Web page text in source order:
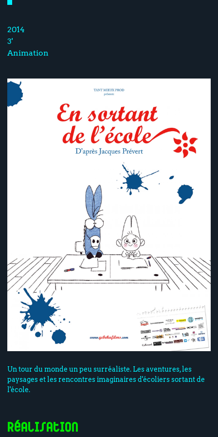
2014
3'
Animation
Un tour du monde un peu surréaliste. Les aventures, les
paysages et les rencontres imaginaires d'écoliers sortant de
l'école.
Réalisation